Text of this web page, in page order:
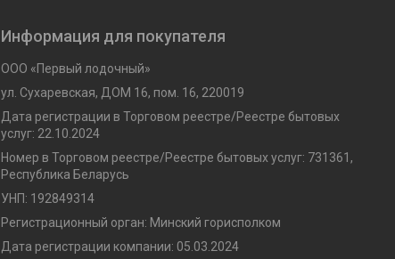
Информация для покупателя
ООО «Первый лодочный»
ул. Сухаревская, ДОМ 16, пом. 16, 220019
Дата регистрации в Торговом реестре/Реестре бытовых
услуг: 22.10.2024
Номер в Торговом реестре/Реестре бытовых услуг: 731361,
Республика Беларусь
УНП: 192849314
Регистрационный орган: Минский горисполком
Дата регистрации компании: 05.03.2024